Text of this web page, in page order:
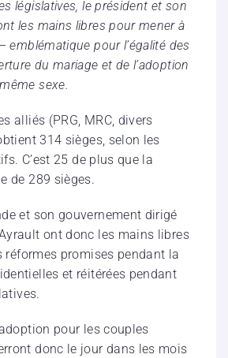
législatives, le président et son
les mains libres pour mener à
emblématique pour l’égalité des
du mariage et de l’adoption
sexe.
alliés (PRG, MRC, divers
314 sièges, selon les
C’est 25 de plus que la
de 289 sièges.
et son gouvernement dirigé
ont donc les mains libres
réformes promises pendant la
et réitérées pendant
pour les couples
donc le jour dans les mois